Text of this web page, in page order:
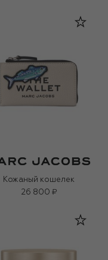
Кожаный кошелек
26 800 ₽